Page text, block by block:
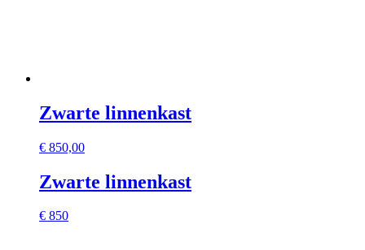
Zwarte linnenkast
€ 850,00
Zwarte linnenkast
€ 850